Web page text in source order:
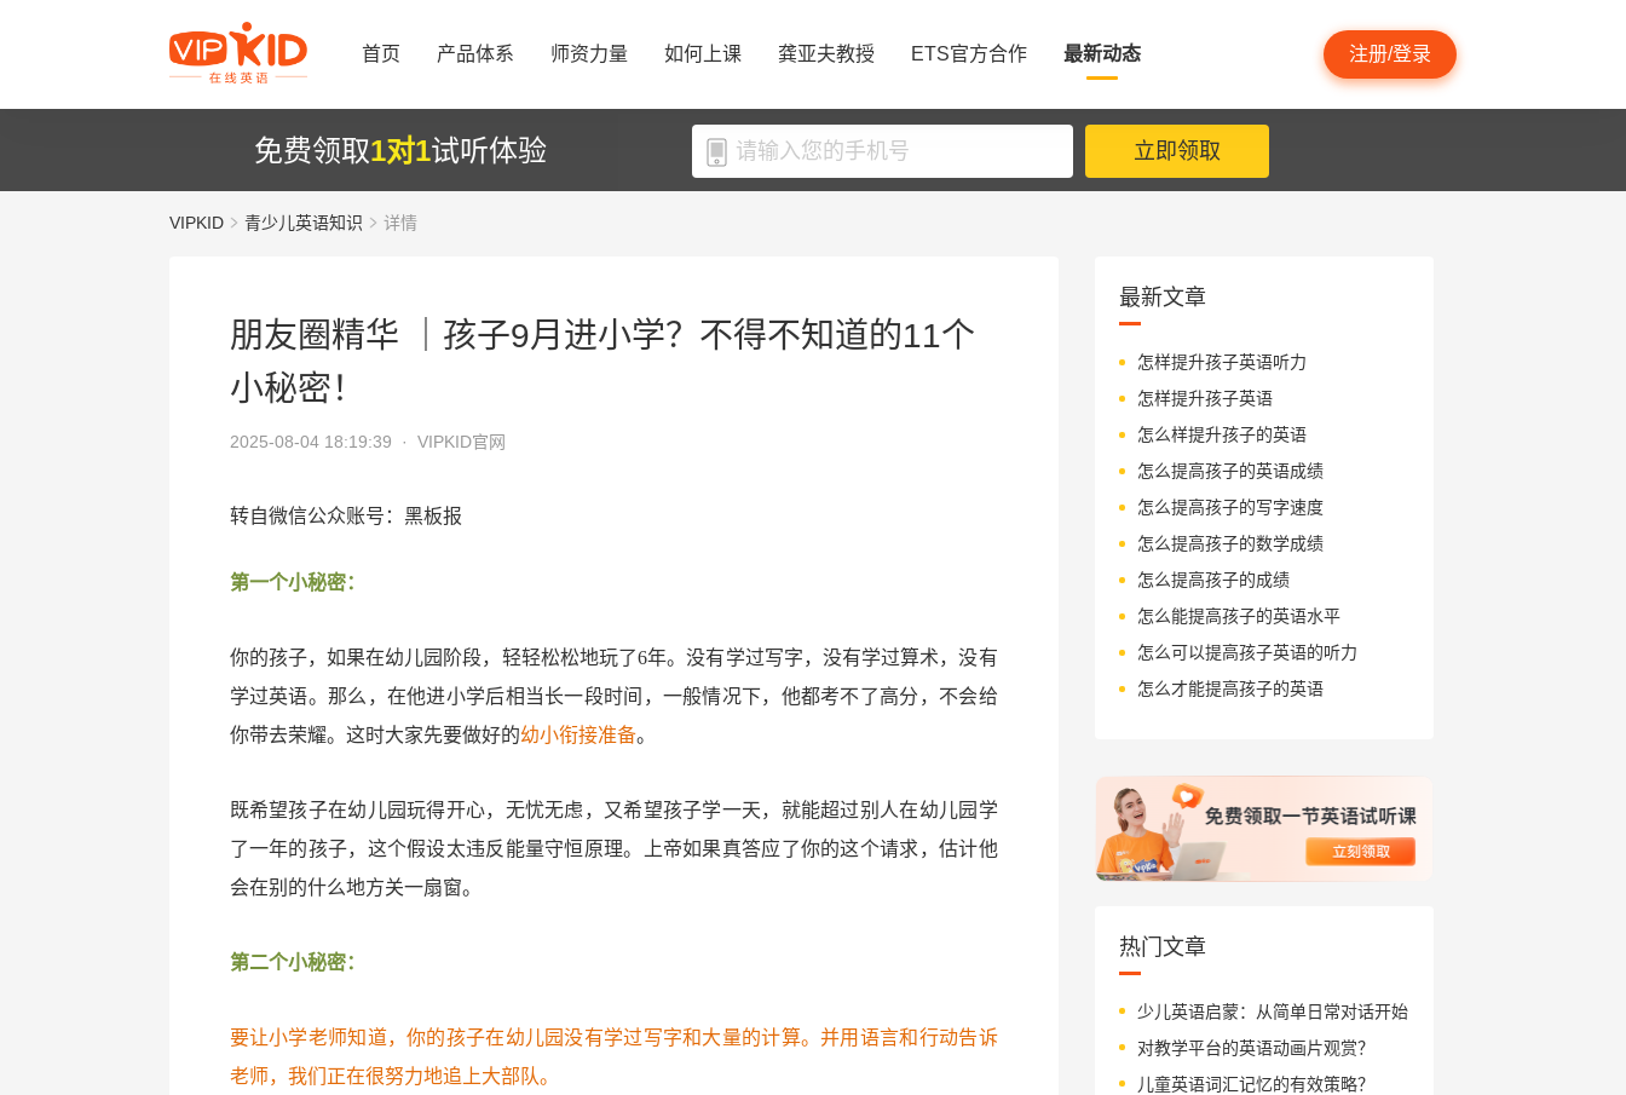
首页 产品体系 师资力量 如何上课 龚亚夫教授 ETS官方合作 最新动态 注册/登录
免费领取1对1试听体验 立即领取
VIPKID 青少儿英语知识 详情
朋友圈精华 ｜孩子9月进小学？不得不知道的11个
小秘密！
2025-08-04 18:19:39 · VIPKID官网
转自微信公众账号：黑板报
第一个小秘密：
你的孩子，如果在幼儿园阶段，轻轻松松地玩了6年。没有学过写字，没有学过算术，没有
学过英语。那么，在他进小学后相当长一段时间，一般情况下，他都考不了高分，不会给
你带去荣耀。这时大家先要做好的幼小衔接准备。
既希望孩子在幼儿园玩得开心，无忧无虑，又希望孩子学一天，就能超过别人在幼儿园学
了一年的孩子，这个假设太违反能量守恒原理。上帝如果真答应了你的这个请求，估计他
会在别的什么地方关一扇窗。
第二个小秘密：
要让小学老师知道，你的孩子在幼儿园没有学过写字和大量的计算。并用语言和行动告诉
老师，我们正在很努力地追上大部队。
最新文章
怎样提升孩子英语听力
怎样提升孩子英语
怎么样提升孩子的英语
怎么提高孩子的英语成绩
怎么提高孩子的写字速度
怎么提高孩子的数学成绩
怎么提高孩子的成绩
怎么能提高孩子的英语水平
怎么可以提高孩子英语的听力
怎么才能提高孩子的英语
热门文章
少儿英语启蒙：从简单日常对话开始
对教学平台的英语动画片观赏？
儿童英语词汇记忆的有效策略？